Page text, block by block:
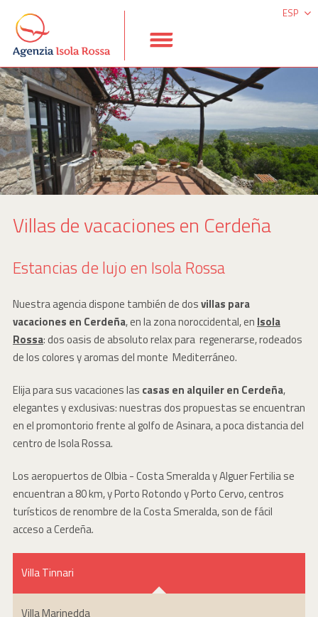
ESP
ENG
Villas de vacaciones en Cerdeña
Estancias de lujo en Isola Rossa
Nuestra agencia dispone también de dosvillas para
vacaciones en Cerdeña, en la zona noroccidental, en Isola
Rossa: dos oasis de absoluto relax para regenerarse, rodeados
de los colores y aromas del monte Mediterráneo.
Elija para sus vacaciones las casas en alquiler en Cerdeña,
elegantes y exclusivas: nuestras dos propuestas se encuentran
en el promontorio frente al golfo de Asinara, a poca distancia del
centro de Isola Rossa.
Los aeropuertos de Olbia - Costa Smeralda y Alguer Fertilia se
encuentran a 80 km, y Porto Rotondo y Porto Cervo, centros
turísticos de renombre de la Costa Smeralda, son de fácil
acceso a Cerdeña.
Villa Tinnari
Villa Marinedda